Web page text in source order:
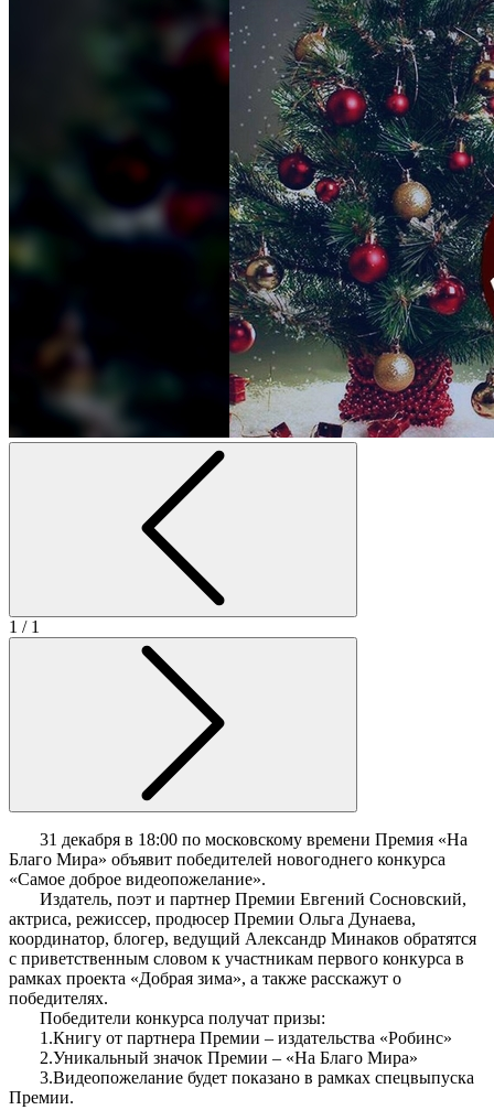
1 / 1
31 декабря в 18:00 по московскому времени Премия «На
Благо Мира» объявит победителей новогоднего конкурса
«Самое доброе видеопожелание».
Издатель, поэт и партнер Премии Евгений Сосновский,
актриса, режиссер, продюсер Премии Ольга Дунаева,
координатор, блогер, ведущий Александр Минаков обратятся
с приветственным словом к участникам первого конкурса в
рамках проекта «Добрая зима», а также расскажут о
победителях.
Победители конкурса получат призы:
1.Книгу от партнера Премии – издательства «Робинс»
2.Уникальный значок Премии – «На Благо Мира»
3.Видеопожелание будет показано в рамках спецвыпуска
Премии.